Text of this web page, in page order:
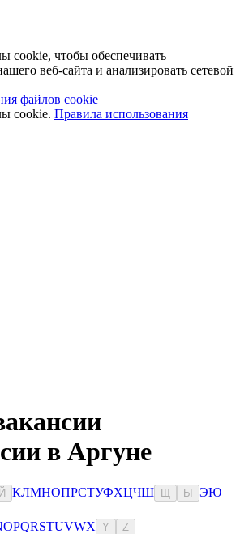
cookie, чтобы обеспечивать
веб-сайта и анализировать сетевой
файлов cookie
cookie. Правила использования
в Аргуне
Й КЛМНОПРСТУФХЦЧШ Ы ЭЮ
OPQRSTUVWX Y Z